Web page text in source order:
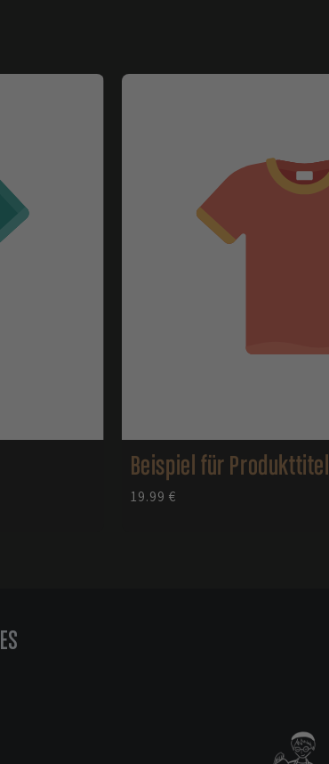
Beispiel für Produkttitel
Normaler
19.99 €